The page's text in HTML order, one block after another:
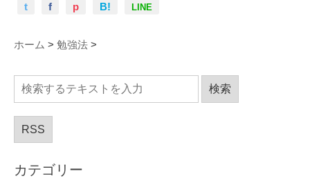
t f p B! LINE
ホーム > 勉強法 >
RSS
カテゴリー